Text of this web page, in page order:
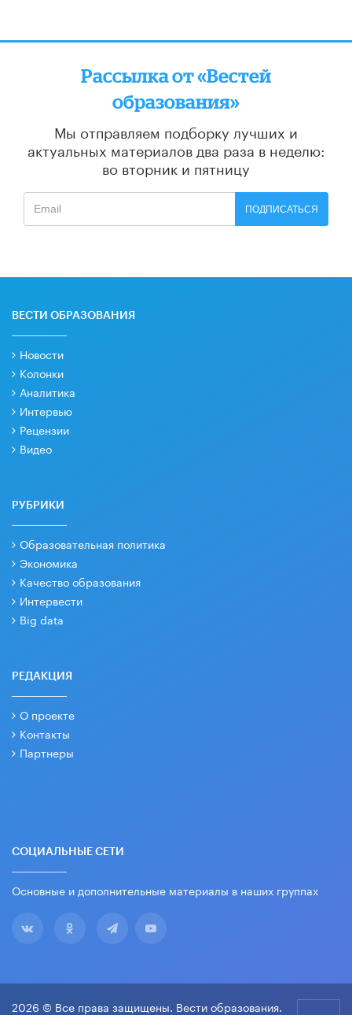
Рассылка от «Вестей
образования»
Мы отправляем подборку лучших и
актуальных материалов два раза в неделю:
во вторник и пятницу
ПОДПИСАТЬСЯ
ВЕСТИ ОБРАЗОВАНИЯ
Новости
Колонки
Аналитика
Интервью
Рецензии
Видео
РУБРИКИ
Образовательная политика
Экономика
Качество образования
Интервести
Big data
РЕДАКЦИЯ
О проекте
Контакты
Партнеры
СОЦИАЛЬНЫЕ СЕТИ
Основные и дополнительные материалы в наших группах
2026 © Все права защищены. Вести образования.